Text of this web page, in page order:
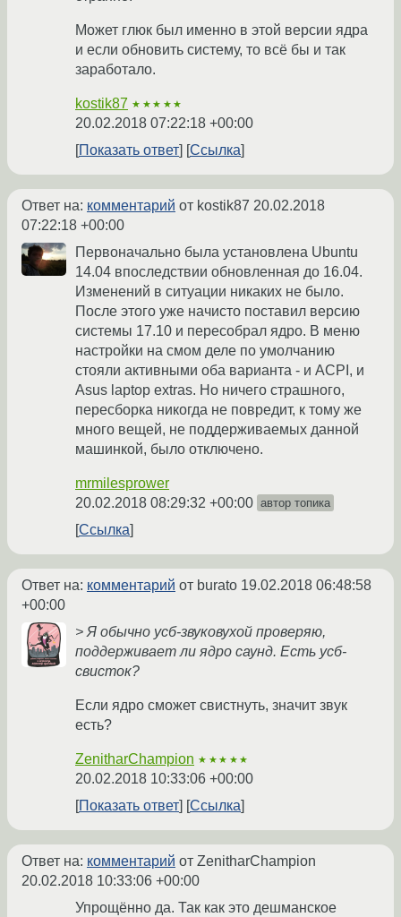
Может глюк был именно в этой версии ядра
и если обновить систему, то всё бы и так
заработало.
kostik87 ★★★★★
20.02.2018 07:22:18 +00:00
Показать ответ
Ссылка
Ответ на: комментарий от kostik87 20.02.2018
07:22:18 +00:00
Первоначально была установлена Ubuntu
14.04 впоследствии обновленная до 16.04.
Изменений в ситуации никаких не было.
После этого уже начисто поставил версию
системы 17.10 и пересобрал ядро. В меню
настройки на смом деле по умолчанию
стояли активными оба варианта - и ACPI, и
Asus laptop extras. Но ничего страшного,
пересборка никогда не повредит, к тому же
много вещей, не поддерживаемых данной
машинкой, было отключено.
mrmilesprower
20.02.2018 08:29:32 +00:00 автор топика
Ссылка
Ответ на: комментарий от burato 19.02.2018 06:48:58
+00:00
> Я обычно усб-звуковухой проверяю,
поддерживает ли ядро саунд. Есть усб-
свисток?
Если ядро сможет свистнуть, значит звук
есть?
ZenitharChampion ★★★★★
20.02.2018 10:33:06 +00:00
Показать ответ
Ссылка
Ответ на: комментарий от ZenitharChampion
20.02.2018 10:33:06 +00:00
Упрощённо да. Так как это дешманское